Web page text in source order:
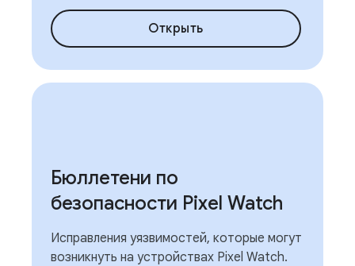
Открыть
Бюллетени по
безопасности Pixel Watch
Исправления уязвимостей, которые могут
возникнуть на устройствах Pixel Watch.